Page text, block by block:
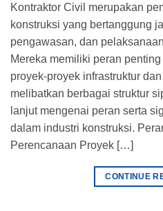
Kontraktor Civil merupakan
konstruksi yang bertanggung
pengawasan, dan
Mereka memiliki peran
proyek-proyek infrastruktur
melibatkan berbagai struktur
lanjut mengenai peran serta
dalam industri konstruksi.
Perencanaan Proyek […]
CONTINUE